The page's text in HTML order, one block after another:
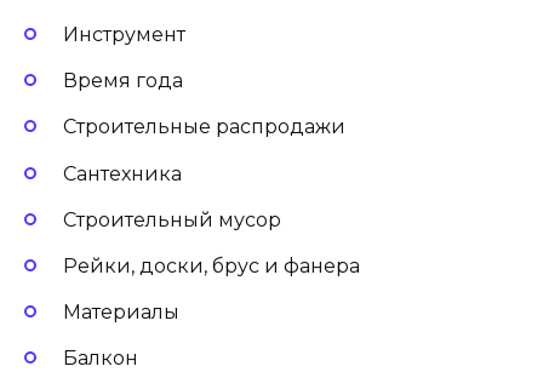
Инструмент
Время года
Строительные распродажи
Сантехника
Строительный мусор
Рейки, доски, брус и фанера
Материалы
Балкон